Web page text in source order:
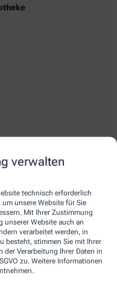
verwalten
technisch erforderlich
unsere Website für Sie
Mit Ihrer Zustimmung
unserer Website auch an
verarbeitet werden, in
besteht, stimmen Sie mit Ihrer
Verarbeitung Ihrer Daten in
zu. Weitere Informationen
Ihrer Apotheke vor Ort.